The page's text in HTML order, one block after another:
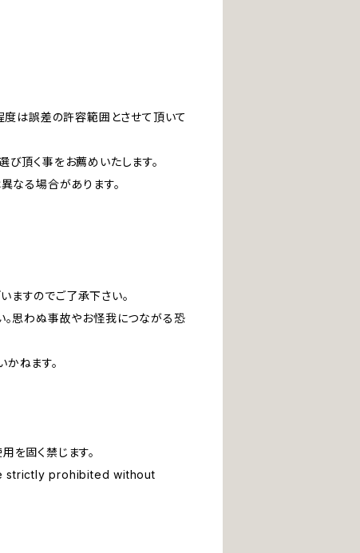
度は誤差の許容範囲とさせて頂いて
び頂く事をお薦めいたします。
なる場合があります。
ますのでご了承下さい。
。思わぬ事故やお怪我につながる恐
ねます。
を固く禁じます。
strictly prohibited without